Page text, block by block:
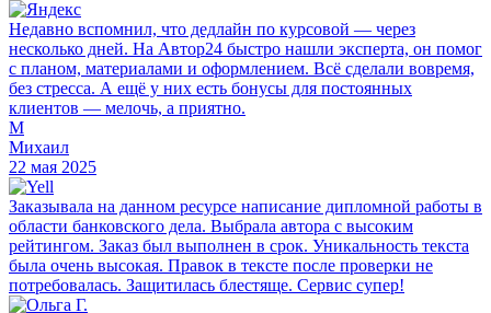
Недавно вспомнил, что дедлайн по курсовой — через
несколько дней. На Автор24 быстро нашли эксперта, он помог
с планом, материалами и оформлением. Всё сделали вовремя,
без стресса. А ещё у них есть бонусы для постоянных
клиентов — мелочь, а приятно.
М
Михаил
22 мая 2025
Заказывала на данном ресурсе написание дипломной работы в
области банковского дела. Выбрала автора с высоким
рейтингом. Заказ был выполнен в срок. Уникальность текста
была очень высокая. Правок в тексте после проверки не
потребовалась. Защитилась блестяще. Сервис супер!